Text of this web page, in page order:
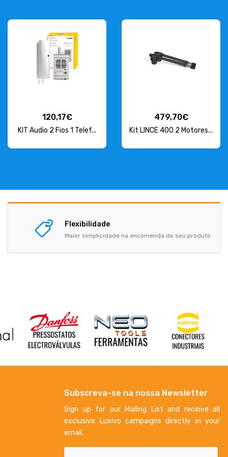
120,17€
KIT Audio 2 Fios 1 Telef...
479,70€
Kit LINCE 400 2 Motores...
Flexibilidade
Maior simplicidade na encomenda do seu produto
Subscreva-se na nossa Newsletter
Sign up for our Mailing List and receive all
exclusive Luxivo campaigns directly in your
email.